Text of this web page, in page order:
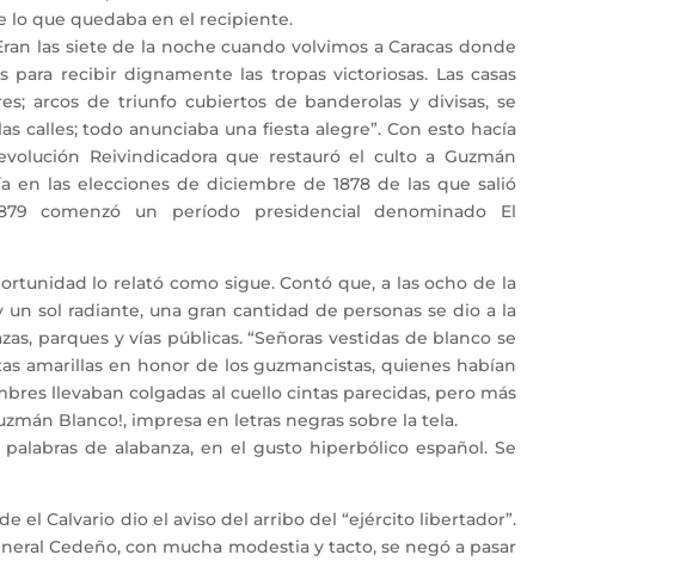
lo que quedaba en el recipiente.
las siete de la noche cuando volvimos a Caracas donde
para recibir dignamente las tropas victoriosas. Las casas
arcos de triunfo cubiertos de banderolas y divisas, se
calles; todo anunciaba una fiesta alegre”. Con esto hacía
Reivindicadora que restauró el culto a Guzmán
en las elecciones de diciembre de 1878 de las que salió
comenzó un período presidencial denominado El
lo relató como sigue. Contó que, a las ocho de la
un sol radiante, una gran cantidad de personas se dio a la
parques y vías públicas. “Señoras vestidas de blanco se
amarillas en honor de los guzmancistas, quienes habían
llevaban colgadas al cuello cintas parecidas, pero más
Blanco!, impresa en letras negras sobre la tela.
de alabanza, en el gusto hiperbólico español. Se
el Calvario dio el aviso del arribo del “ejército libertador”.
Cedeño, con mucha modestia y tacto, se negó a pasar